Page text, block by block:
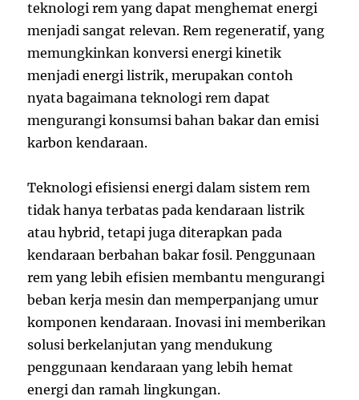
teknologi rem yang dapat menghemat energi
menjadi sangat relevan. Rem regeneratif, yang
memungkinkan konversi energi kinetik
menjadi energi listrik, merupakan contoh
nyata bagaimana teknologi rem dapat
mengurangi konsumsi bahan bakar dan emisi
karbon kendaraan.
Teknologi efisiensi energi dalam sistem rem
tidak hanya terbatas pada kendaraan listrik
atau hybrid, tetapi juga diterapkan pada
kendaraan berbahan bakar fosil. Penggunaan
rem yang lebih efisien membantu mengurangi
beban kerja mesin dan memperpanjang umur
komponen kendaraan. Inovasi ini memberikan
solusi berkelanjutan yang mendukung
penggunaan kendaraan yang lebih hemat
energi dan ramah lingkungan.